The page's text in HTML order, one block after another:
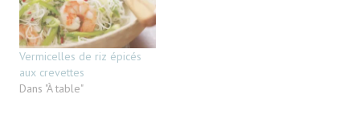
Vermicelles de riz épicés
aux crevettes
Dans "À table"